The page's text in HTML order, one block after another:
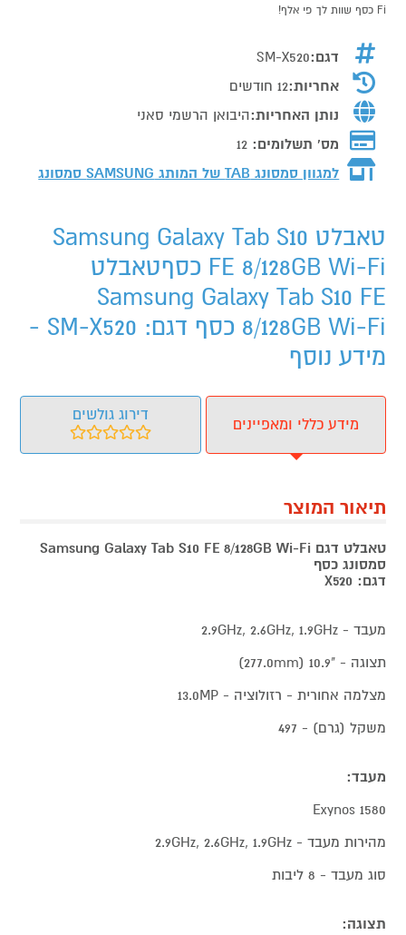
Fi כסף שוות לך פי אלף!
דגם:SM-X520
אחריות:12 חודשים
נותן האחריות:היבואן הרשמי סאני
מס' תשלומים: 12
למגוון סמסונג TAB של המותג
SAMSUNG סמסונג
טאבלט Samsung Galaxy Tab S10
FE 8/128GB Wi-Fi כסףטאבלט
Samsung Galaxy Tab S10 FE
8/128GB Wi-Fi כסף דגם: SM-X520 -
מידע נוסף
מידע כללי ומאפיינים
דירוג גולשים
תיאור המוצר
טאבלט דגם Samsung Galaxy Tab S10 FE 8/128GB Wi-Fi
סמסונג כסף
דגם: X520
מעבד - 2.9GHz, 2.6GHz, 1.9GHz
תצוגה - ‎ (277.0mm) 10.9"‎
מצלמה אחורית - רזולוציה - 13.0MP‎
משקל (גרם) - 497
מעבד:
Exynos 1580
מהירות מעבד - 2.9GHz, 2.6GHz, 1.9GHz
סוג מעבד - 8 ליבות
תצוגה: